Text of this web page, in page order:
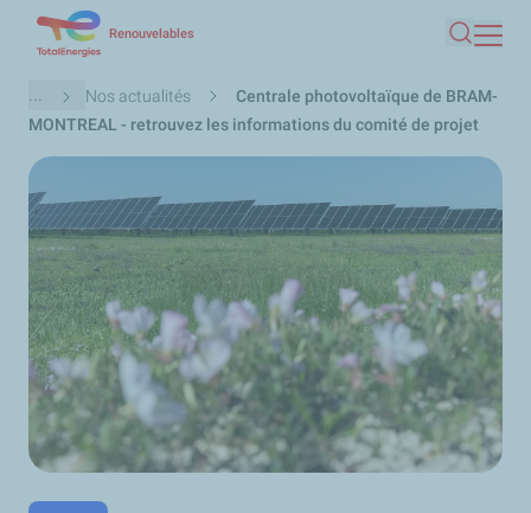
contenu
principal
Renouvelables
Fil
d'Ariane
... Nos actualités
Centrale photovoltaïque de BRAM-
MONTREAL - retrouvez les informations du comité de projet